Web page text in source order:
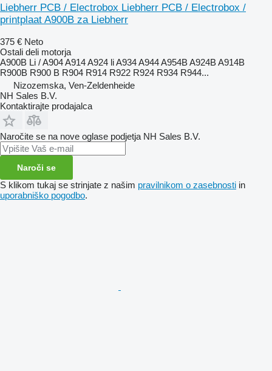
Liebherr PCB / Electrobox Liebherr PCB / Electrobox /
printplaat A900B za Liebherr
375 € Neto
Ostali deli motorja
A900B Li / A904 A914 A924 li A934 A944 A954B A924B A914B
R900B R900 B R904 R914 R922 R924 R934 R944...
Nizozemska, Ven-Zeldenheide
NH Sales B.V.
Kontaktirajte prodajalca
Naročite se na nove oglase podjetja NH Sales B.V.
Naroči se
S klikom tukaj se strinjate z našim pravilnikom o zasebnosti in
uporabniško pogodbo.